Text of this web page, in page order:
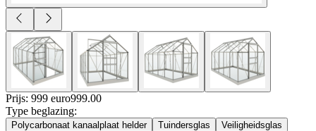
Prijs: 999 euro999.00
Type beglazing:
Polycarbonaat kanaalplaat helder Tuindersglas Veiligheidsglas